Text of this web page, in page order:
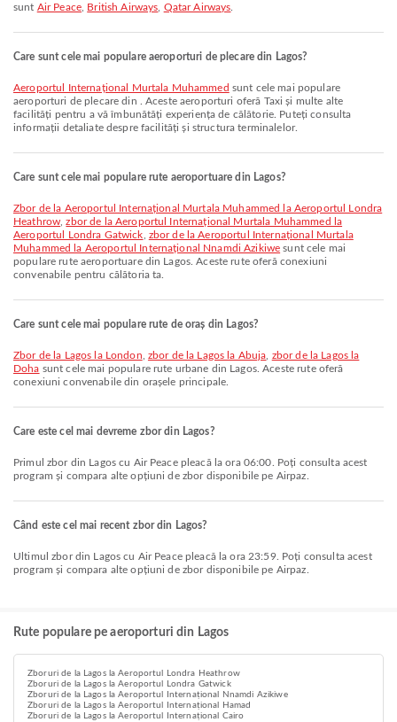
sunt Air Peace, British Airways Qatar Airways
Care sunt cele mai populare aeroporturi de plecare din Lagos?
Aeroportul Internațional Murtala Muhammed sunt cele mai populare
aeroporturi de plecare din . Aceste aeroporturi oferă Taxi și multe alte
facilități pentru a vă îmbunătăți experiența de călătorie. Puteți consulta
informații detaliate despre facilități și structura terminalelor.
Care sunt cele mai populare rute aeroportuare din Lagos?
zbor de la Aeroportul Internațional Murtala Muhammed la Aeroportul Londra
Heathrow ,zbor de la Aeroportul Internațional Murtala Muhammed la
Aeroportul Londra Gatwick zbor de la Aeroportul Internațional Murtala
Muhammed la Aeroportul Internațional Nnamdi Azikiwe sunt cele mai
populare rute aeroportuare din Lagos. Aceste rute oferă conexiuni
convenabile pentru călătoria ta.
Care sunt cele mai populare rute de oraș din Lagos?
zbor de la Lagos la London zbor de la Lagos la Abuja zbor de la Lagos la
Doha sunt cele mai populare rute urbane din Lagos. Aceste rute oferă
conexiuni convenabile din orașele principale.
Care este cel mai devreme zbor din Lagos?
Primul zbor din Lagos cu Air Peace pleacă la ora 06:00. Poți consulta acest
program și compara alte opțiuni de zbor disponibile pe Airpaz.
Când este cel mai recent zbor din Lagos?
Ultimul zbor din Lagos cu Air Peace pleacă la ora 23:59. Poți consulta acest
program și compara alte opțiuni de zbor disponibile pe Airpaz.
Rute populare pe aeroporturi din Lagos
Zboruri de la Lagos la Aeroportul Londra Heathrow
Zboruri de la Lagos la Aeroportul Londra Gatwick
Zboruri de la Lagos la Aeroportul Internațional Nnamdi Azikiwe
Zboruri de la Lagos la Aeroportul Internațional Hamad
Zboruri de la Lagos la Aeroportul Internațional Cairo